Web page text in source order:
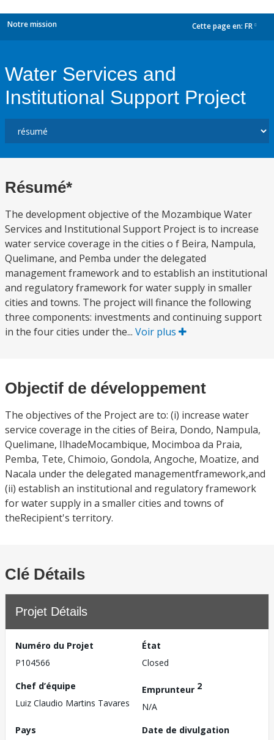
Notre mission Cette page en: FR
Water Services and
Institutional Support Project
Résumé*
The development objective of the Mozambique Water
Services and Institutional Support Project is to increase
water service coverage in the cities o f Beira, Nampula,
Quelimane, and Pemba under the delegated
management framework and to establish an institutional
and regulatory framework for water supply in smaller
cities and towns. The project will finance the following
three components: investments and continuing support
in the four cities under the... Voir plus
Objectif de développement
The objectives of the Project are to: (i) increase water
service coverage in the cities of Beira, Dondo, Nampula,
Quelimane, IlhadeMocambique, Mocimboa da Praia,
Pemba, Tete, Chimoio, Gondola, Angoche, Moatize, and
Nacala under the delegated managementframework,and
(ii) establish an institutional and regulatory framework
for water supply in a smaller cities and towns of
theRecipient's territory.
Clé Détails
Projet Détails
Numéro du Projet
P104566
État
Closed
Chef d’équipe
Luiz Claudio Martins Tavares
Emprunteur 2
N/A
Pays
Date de divulgation